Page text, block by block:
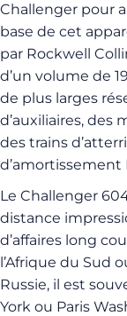
Challenger pour
base de cet
par Rockwell
d’un volume de
de plus larges
d’auxiliaires, des
des trains
d’amortissement
Le Challenger
distance
d’affaires long
l’Afrique du Sud
Russie, il est
York ou Paris